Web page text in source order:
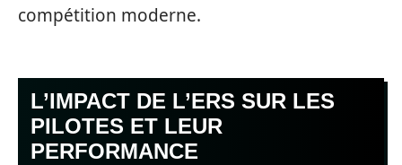
compétition moderne.
L’IMPACT DE L’ERS SUR LES
PILOTES ET LEUR
PERFORMANCE